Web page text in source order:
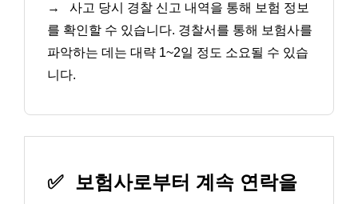
→
사고 당시 경찰 신고 내역을 통해 보험 정보
를 확인할 수 있습니다. 경찰서를 통해 보험사를
파악하는 데는 대략 1~2일 정도 소요될 수 있습
니다.
✅ 보험사로부터 계속 연락을